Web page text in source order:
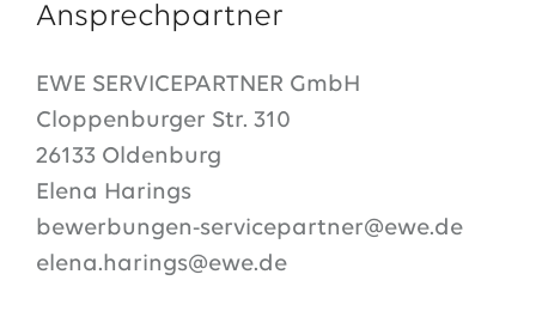
Ansprechpartner
EWE SERVICEPARTNER GmbH
Cloppenburger Str. 310
26133 Oldenburg
Elena Harings
bewerbungen-servicepartner@ewe.de
elena.harings@ewe.de